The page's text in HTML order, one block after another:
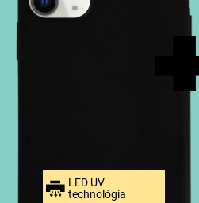
LED UV
technológia